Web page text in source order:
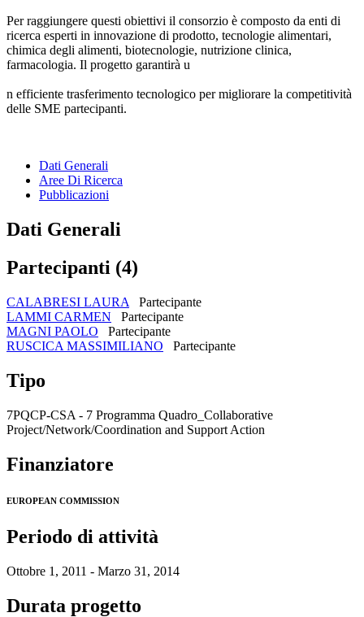
Per raggiungere questi obiettivi il consorzio è composto da enti di
ricerca esperti in innovazione di prodotto, tecnologie alimentari,
chimica degli alimenti, biotecnologie, nutrizione clinica,
farmacologia. Il progetto garantirà u
n efficiente trasferimento tecnologico per migliorare la competitività
delle SME partecipanti.
Dati Generali
Aree Di Ricerca
Pubblicazioni
Dati Generali
Partecipanti (4)
CALABRESI LAURA
Partecipante
LAMMI CARMEN
Partecipante
MAGNI PAOLO
Partecipante
RUSCICA MASSIMILIANO
Partecipante
Tipo
7PQCP-CSA - 7 Programma Quadro_Collaborative
Project/Network/Coordination and Support Action
Finanziatore
EUROPEAN COMMISSION
Periodo di attività
Ottobre 1, 2011 - Marzo 31, 2014
Durata progetto